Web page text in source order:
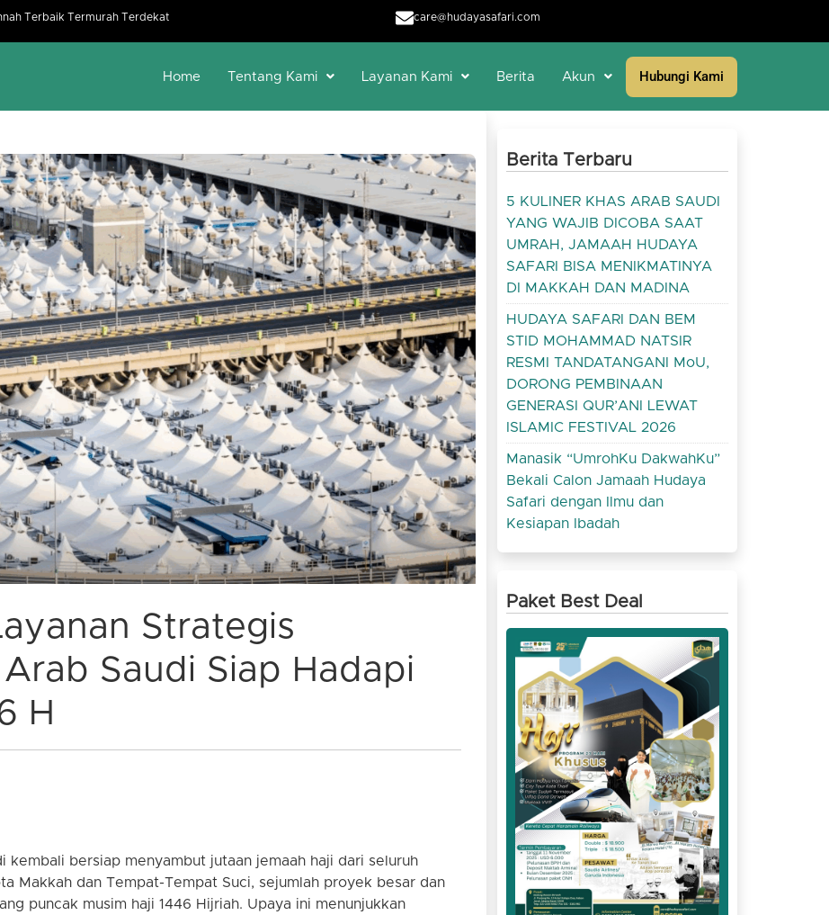
Terbaik Termurah Terdekat care@hudayasafari.com
Home Tentang Kami Layanan Kami Berita Akun Hubungi Kami
Strategis
Saudi Siap Hadapi
H
kembali bersiap menyambut jutaan jemaah haji dari seluruh
Makkah dan Tempat-Tempat Suci, sejumlah proyek besar dan
puncak musim haji 1446 Hijriah. Upaya ini menunjukkan
Berita Terbaru
5 KULINER KHAS ARAB SAUDI
YANG WAJIB DICOBA SAAT
UMRAH, JAMAAH HUDAYA
SAFARI BISA MENIKMATINYA
DI MAKKAH DAN MADINA
HUDAYA SAFARI DAN BEM
STID MOHAMMAD NATSIR
RESMI TANDATANGANI MoU,
DORONG PEMBINAAN
GENERASI QUR’ANI LEWAT
ISLAMIC FESTIVAL 2026
Manasik “UmrohKu DakwahKu”
Bekali Calon Jamaah Hudaya
Safari dengan Ilmu dan
Kesiapan Ibadah
Paket Best Deal